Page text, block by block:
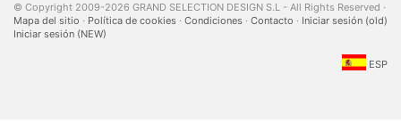
© Copyright 2009-2026 GRAND SELECTION DESIGN S.L - All Rights Reserved ·
Mapa del sitio · Política de cookies · Condiciones · Contacto · Iniciar sesión (old)
Iniciar sesión (NEW)
ESP